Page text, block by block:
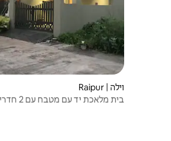
וילה | Raipur
בית מלאכת יד עם מטבח עם 2 חדרי שינה ועוד